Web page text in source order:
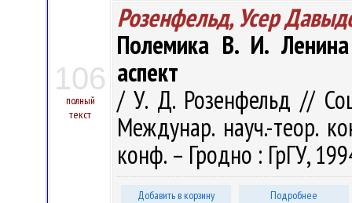
106
полный
текст
Розенфельд, Усер
Полемика В. И.
аспект
/ У. Д. Розенфельд //
Междунар. науч.-теор.
конф. – Гродно : ГрГУ,
Добавить в корзину Подробнее